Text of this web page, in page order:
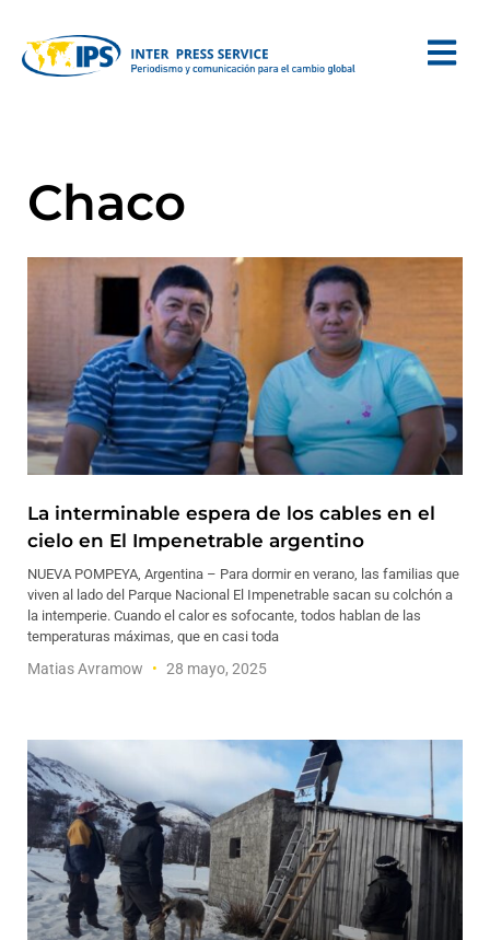
Chaco
La interminable espera de los cables en el
cielo en El Impenetrable argentino
NUEVA POMPEYA, Argentina – Para dormir en verano, las familias que
viven al lado del Parque Nacional El Impenetrable sacan su colchón a
la intemperie. Cuando el calor es sofocante, todos hablan de las
temperaturas máximas, que en casi toda
Matias Avramow 28 mayo, 2025